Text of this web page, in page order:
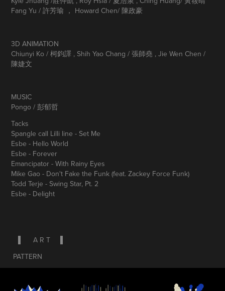
Fang Yu / 許芳瑜 ， Howard Chen/ 陳政豪
3D ANIMATION
Chiunyi Ko / 柯鈞譯 , Shih Yao Chang / 張師堯 , Jie Wen Chen /
陳婕文
MUSIC
Pongo / 彭郁哲
Tacks
Spangle call Lilli line - Set Me
Esbe - Hello World
Esbe - Forever
Emancipator - With Rainy Eyes
Mike Gao - Don't Fake the Funk (feat. Zackey Force Funk)
Todd Terje - Swing Star, Pt. 2
Esbe - Delight
▌A R T
PATTERN